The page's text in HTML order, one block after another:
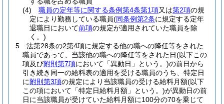
(4)
職員の定年等に関する条例第4条第1項又は第2項の規
定により勤務している職員(同条例第2条に規定する定年
退職日において前項の規定が適用されていた職員を除
く。)
5
法第28条の2第4項に規定する他の職への降任等をされた
職員であって、当該他の職への降任等をされた日(以下この
項及び附則第7項において「異動日」という。)の前日から
引き続き同一の給料表の適用を受ける職員のうち、特定日
に 附則第3項の規定により当該職員の受ける給料月額(以下
この項において「特定日給料月額」という。)が異動日の前
日に当該職員が受けていた給料月額に100分の70を乗じて